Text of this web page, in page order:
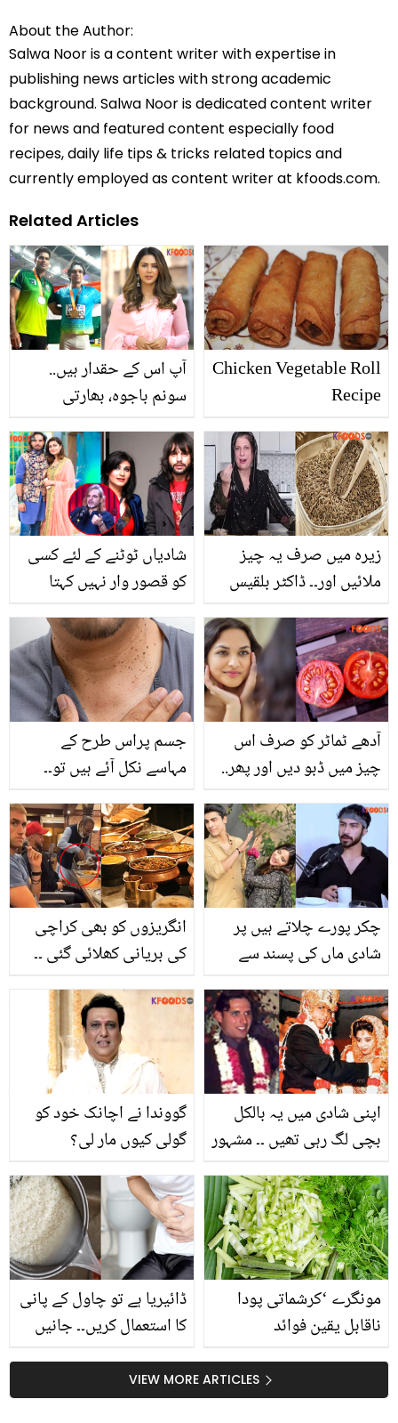
About the Author:
Salwa Noor is a content writer with expertise in
publishing news articles with strong academic
background. Salwa Noor is dedicated content writer
for news and featured content especially food
recipes, daily life tips & tricks related topics and
currently employed as content writer at kfoods.com.
Related Articles
آپ اس کے حقدار ہیں..
سونم باجوہ، بھارتی
ندیم کی کامیابی پر خوش!
مبارکباد دیتے ہوئے کیا کہا؟
Chicken Vegetable Roll
Recipe
شادیاں ٹوٹنے کے لئے کسی
کو قصور وار نہیں کہتا
جان کیوں لینا چاہتے تھے؟
زندگی کے تلخ راز کھول دیے
زیرہ میں صرف یہ چیز
ملائیں اور۔۔ ڈاکٹر بلقیس
جسم کے درد کو دور کرنے
کے لئے کون سی زبردست
پھکی بتادی؟
جسم پراس طرح کے
مہاسے نکل آئے ہیں تو۔۔
سے مہاسے کس طرح کم
کیے جاسکتے ہیں؟
آدھے ٹماٹر کو صرف اس
چیز میں ڈبو دیں اور پھر..
بیوٹی پارلر کے چہرہ
چمکانے کی ٹپ
انگریزوں کو بھی کراچی
کی بریانی کھلائی گئی ۔۔
والی مہمان ٹیم انگلینڈ کن
کھانوں سے لطف اندوز ہو
رہی ہے؟
چکر پورے چلاتے ہیں پر
شادی ماں کی پسند سے
بیان سوشل میڈیا پر
طوفان لے آیا! انٹرویو وائرل
گووندا نے اچانک خود کو
گولی کیوں مار لی؟
اپنی شادی میں یہ بالکل
بچی لگ رہی تھیں ۔۔ مشہور
دن کیسے دکھائی دے رہے
تھے؟ چند پرانی تصاویر پر
نظر ڈالیں
ڈائیریا ہے تو چاول کے پانی
کا استعمال کریں۔۔ جانیں
کے علاج کا مکمل طریقہ کار
تاکہ آپ گھر میں خود کر
مونگرے ‘کرشماتی پودا
ناقابل یقین فوائد
VIEW MORE ARTICLES